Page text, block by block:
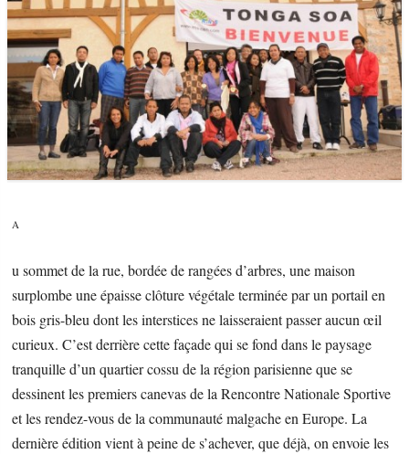
A
u sommet de la rue, bordée de rangées d’arbres, une maison
surplombe une épaisse clôture végétale terminée par un portail en
bois gris-bleu dont les interstices ne laisseraient passer aucun œil
curieux. C’est derrière cette façade qui se fond dans le paysage
tranquille d’un quartier cossu de la région parisienne que se
dessinent les premiers canevas de la Rencontre Nationale Sportive
et les rendez-vous de la communauté malgache en Europe. La
dernière édition vient à peine de s’achever, que déjà, on envoie les